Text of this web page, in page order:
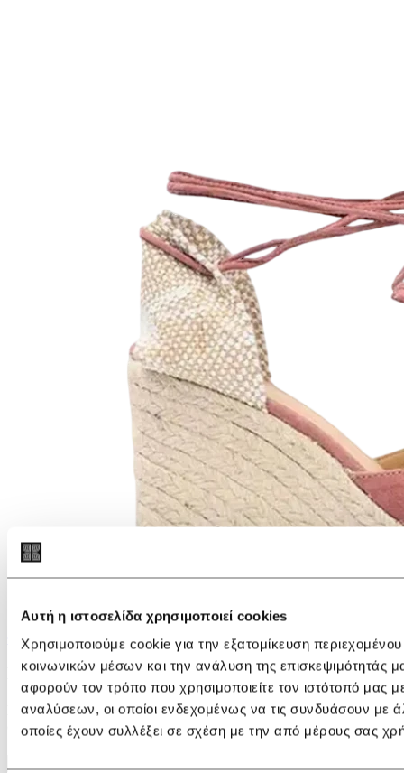
Αυτή η ιστοσελίδα χρησιμοποιεί cookies
Χρησιμοποιούμε cookie για την εξατομίκευση
κοινωνικών μέσων και την ανάλυση της επισκεψιμότητάς
αφορούν τον τρόπο που χρησιμοποιείτε τον ιστότοπό μας
αναλύσεων, οι οποίοι ενδεχομένως να τις συνδυάσουν με
οποίες έχουν συλλέξει σε σχέση με την από μέρους σας
€ 150,00 € 90,00
Εγγραφείτε στο newsletter
Για να λαμβάνετε νέα και ειδοποιήσεις, συμπληρώστε το e-mail
σας